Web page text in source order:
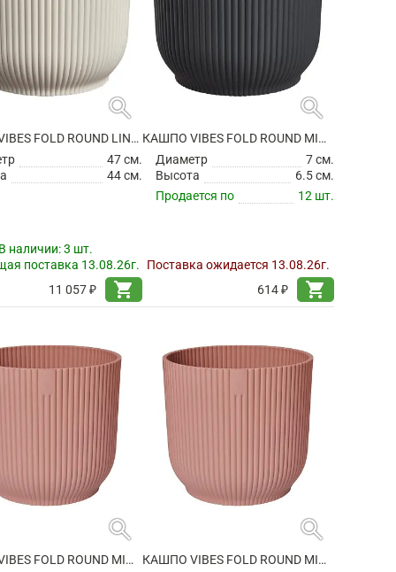
search
КАШПО VIBES FOLD ROUND LINEN WHITE
47 см.
44 см.
наличии:3 шт.
поставка 13.08.26г.
11 057 ₽
shopping_cart
search
КАШПО VIBES FOLD ROUND MINI ANTHRACITE
Диаметр
7 см.
Высота
6.5 см.
Продается по
12 шт.
Поставка ожидается 13.08.26г.
614 ₽
shopping_cart
search
КАШПО VIBES FOLD ROUND MINI DELICATE PINK
search
КАШПО VIBES FOLD ROUND MINI DELICATE PINK